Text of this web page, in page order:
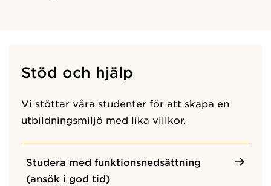
Stöd och hjälp
Vi stöttar våra studenter för att skapa en
utbildningsmiljö med lika villkor.
Studera med funktionsnedsättning
(ansök i god tid)